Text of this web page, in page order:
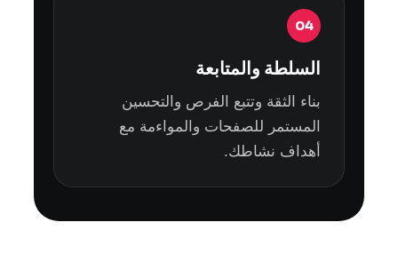
04
السلطة والمتابعة
بناء الثقة وتتبع الفرص والتحسين
المستمر للصفحات والمواءمة مع
أهداف نشاطك.